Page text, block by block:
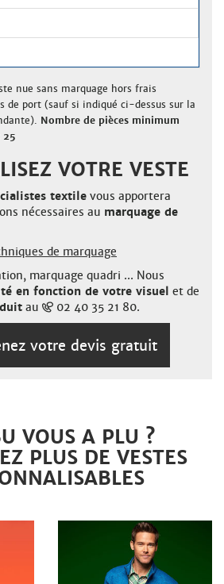
nue sans marquage hors frais
de port (sauf si indiqué ci-dessus sur la
Nombre de pièces minimum
25
VOTRE VESTE
textile vous apportera
nécessaires au marquage de
de marquage
marquage quadri ... Nous
en fonction de votre visuel et de
au 02 40 35 21 80.
votre devis gratuit
VOUS A PLU ?
PLUS DE VESTES